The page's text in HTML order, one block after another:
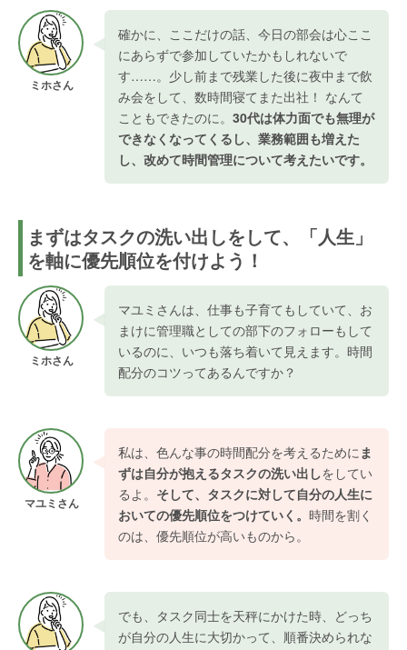
ミホさん
確かに、ここだけの話、今日の部会は心ここ
にあらずで参加していたかもしれないで
す……。少し前まで残業した後に夜中まで飲
み会をして、数時間寝てまた出社！ なんて
こともできたのに。 30代は体力面でも無理が
できなくなってくるし、業務範囲も増えた
し、改めて時間管理について考えたいです。
まずはタスクの洗い出しをして、「人生」
を軸に優先順位を付けよう！
ミホさん
マユミさんは、仕事も子育てもしていて、お
まけに管理職としての部下のフォローもして
いるのに、いつも落ち着いて見えます。時間
配分のコツってあるんですか？
マユミさん
私は、色んな事の時間配分を考えるためにま
ずは自分が抱えるタスクの洗い出しをしてい
るよ。 そして、タスクに対して自分の人生に
おいての優先順位をつけていく。 時間を割く
のは、優先順位が高いものから。
でも、タスク同士を天秤にかけた時、どっち
が自分の人生に大切かって、順番決められな